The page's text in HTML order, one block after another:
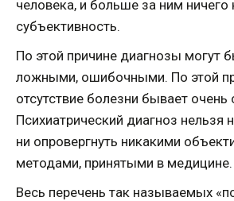
человека, и больше за ним ничего
субъективность.
По этой причине диагнозы могут
ложными, ошибочными. По этой
отсутствие болезни бывает очень
Психиатрический диагноз нельзя
ни опровергнуть никакими
методами, принятыми в медицине.
Весь перечень так называемых